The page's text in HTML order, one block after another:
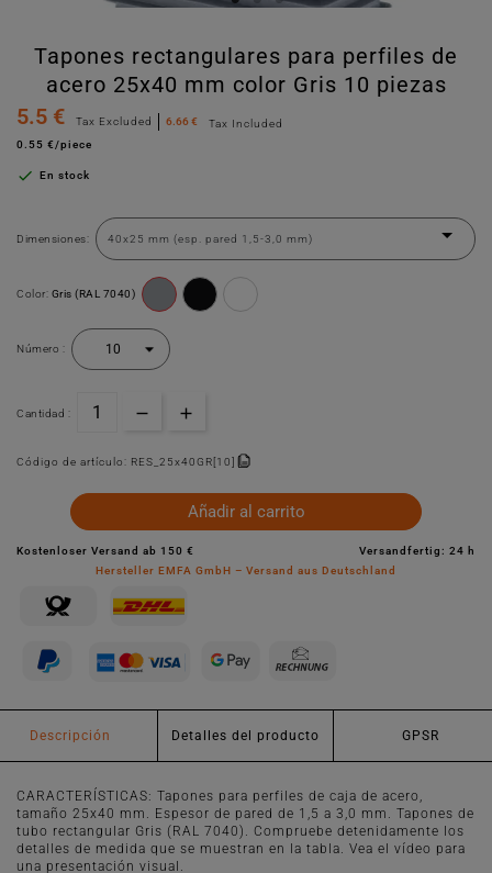
Tapones rectangulares para perfiles de
acero 25x40 mm color Gris 10 piezas
5.5 €
Tax Excluded 6.66 €
Tax Included
0.55 €/piece
 En stock
Dimensiones:
Color: Gris (RAL 7040)
Número :
Cantidad :
Código de artículo: RES_25x40GR[10]
Añadir al carrito
Kostenloser Versand ab 150 €
Versandfertig: 24 h
Hersteller EMFA GmbH – Versand aus Deutschland
Descripción Detalles del producto GPSR
CARACTERÍSTICAS: Tapones para perfiles de caja de acero,
tamaño 25x40 mm. Espesor de pared de 1,5 a 3,0 mm. Tapones de
tubo rectangular Gris (RAL 7040). Compruebe detenidamente los
detalles de medida que se muestran en la tabla. Vea el vídeo para
una presentación visual.